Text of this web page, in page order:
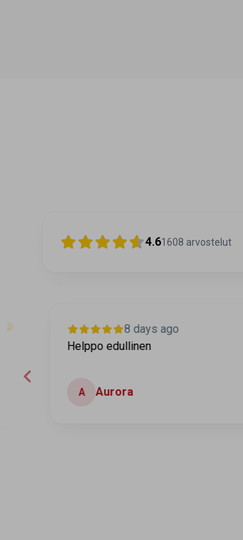
4.61608 arvostelut
8 days ago
Helppo edullinen
Aurora